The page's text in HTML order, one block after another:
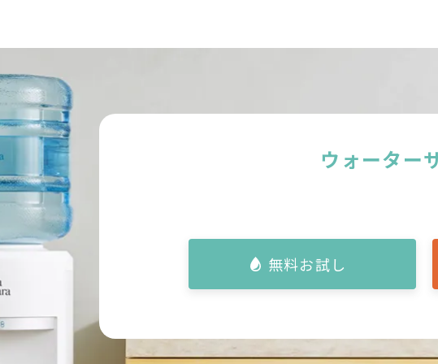
ウォーター
無料お試し